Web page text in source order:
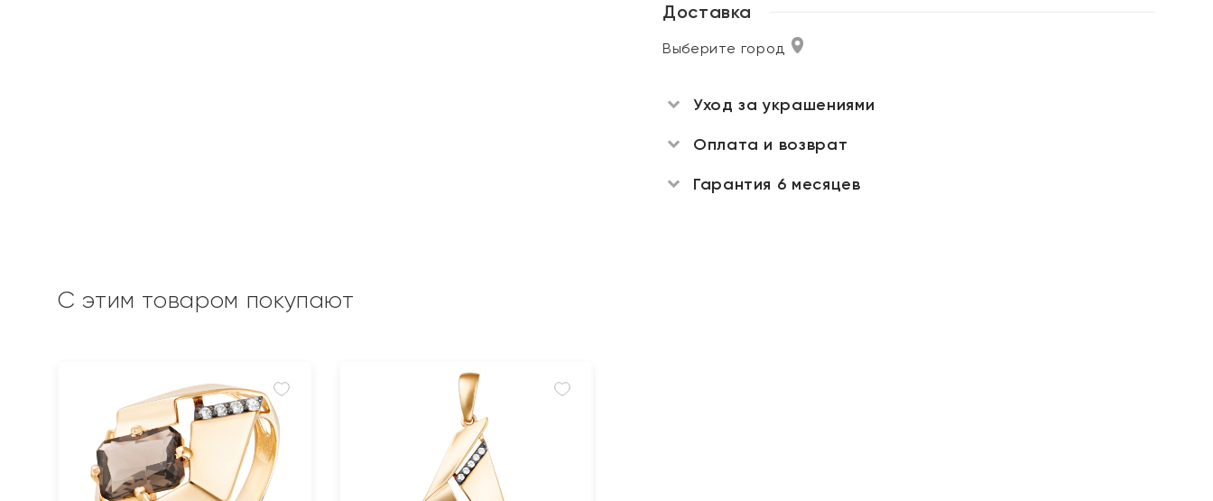
Доставка
Выберите город
Уход за украшениями
Оплата и возврат
Гарантия 6 месяцев
С этим товаром покупают